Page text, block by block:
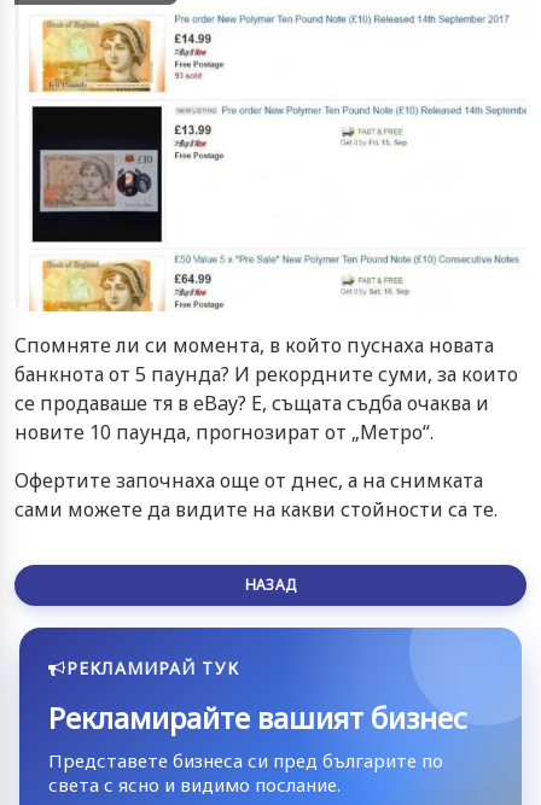
Спомняте ли си момента, в който пуснаха новата
банкнота от 5 паунда? И рекордните суми, за които
се продаваше тя в eBay? Е, същата съдба очаква и
новите 10 паунда, прогнозират от „Метро“.
Офертите започнаха още от днес, а на снимката
сами можете да видите на какви стойности са те.
НАЗАД
РЕКЛАМИРАЙ ТУК
Рекламирайте вашият бизнес
Представете бизнеса си пред българите по
света с ясно и видимо послание.